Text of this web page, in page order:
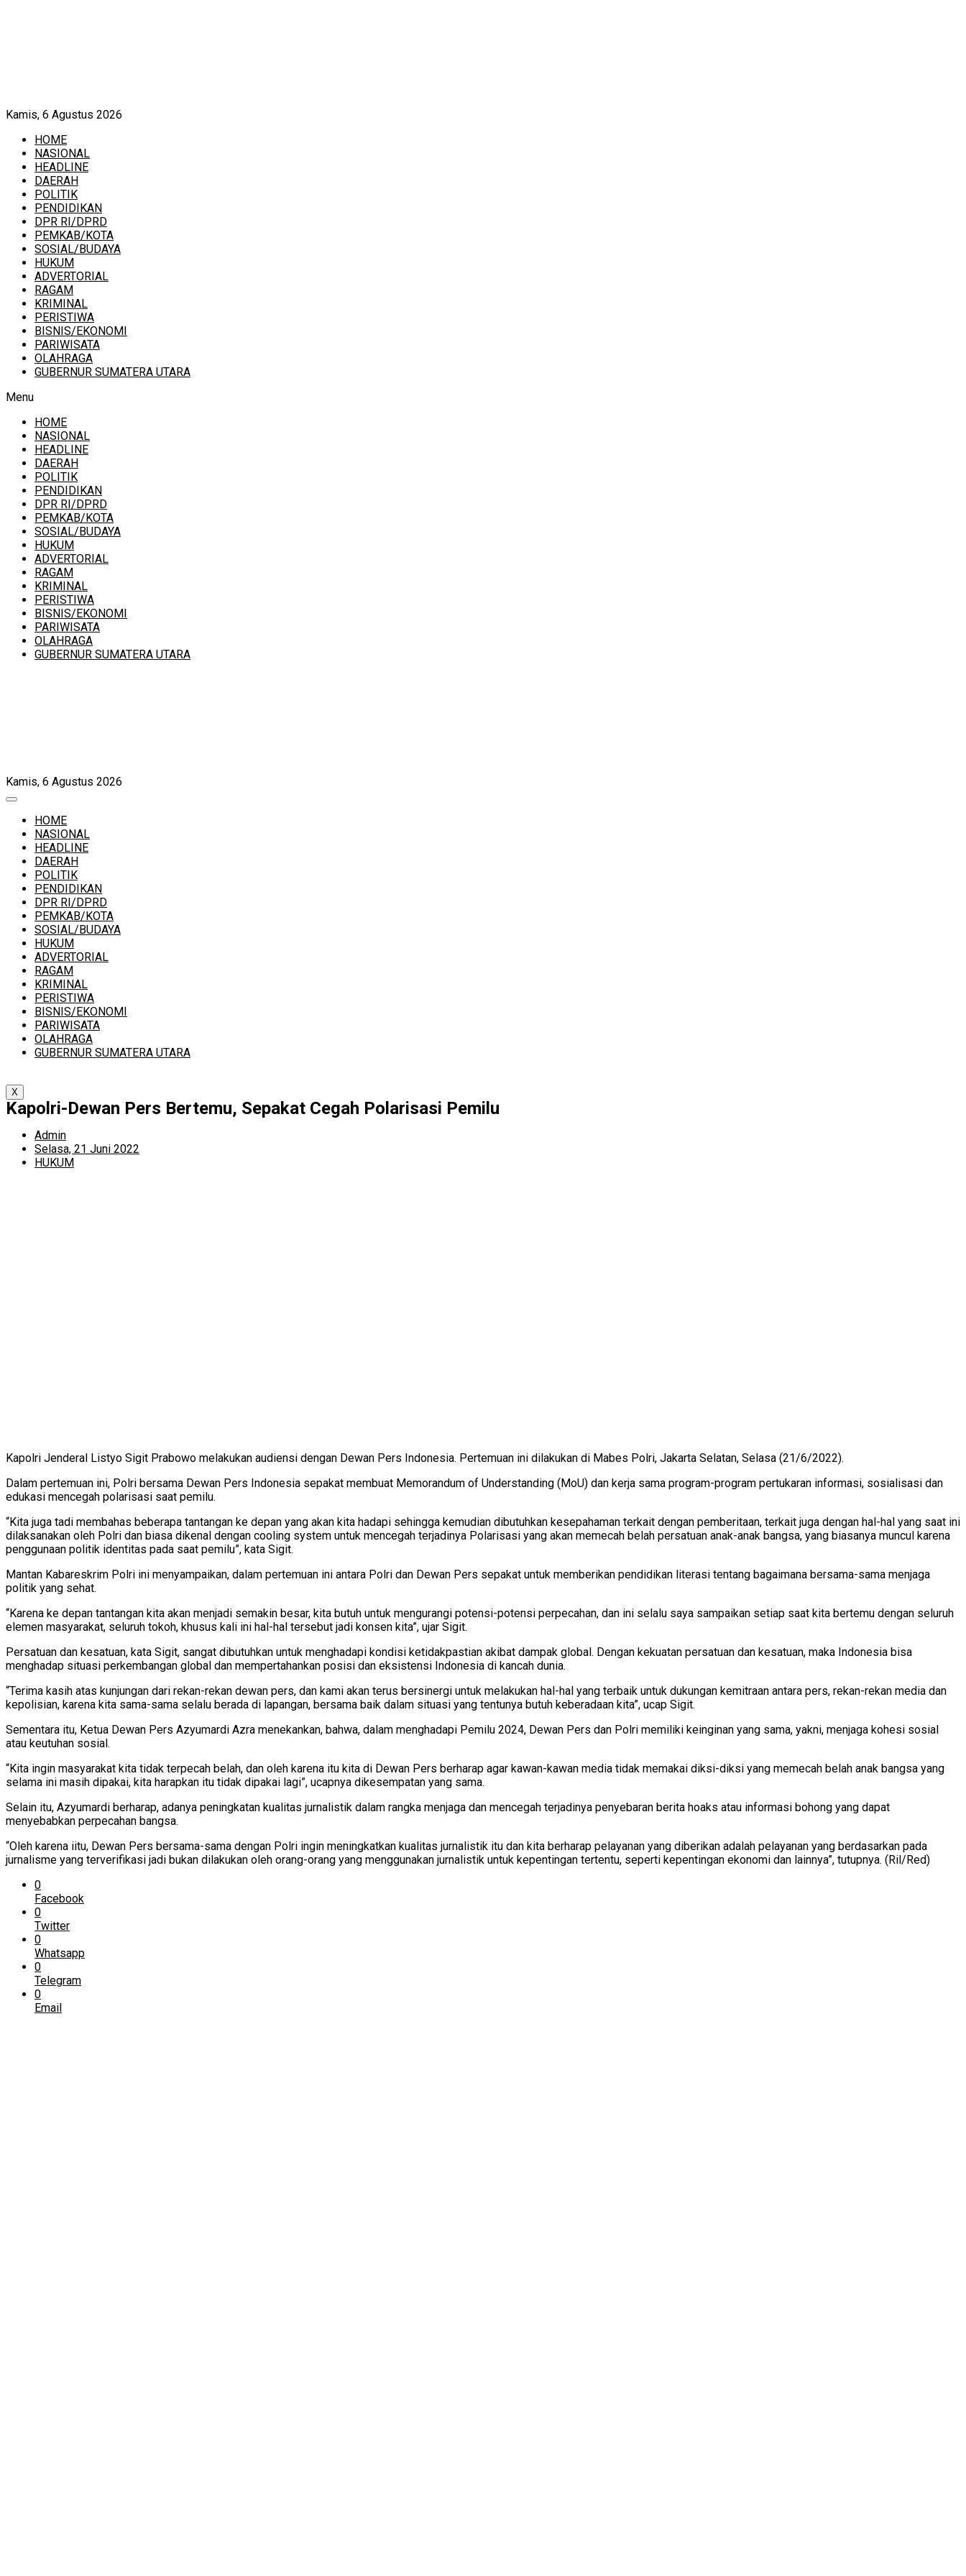
Kamis, 6 Agustus 2026
HOME
NASIONAL
HEADLINE
DAERAH
POLITIK
PENDIDIKAN
DPR RI/DPRD
PEMKAB/KOTA
SOSIAL/BUDAYA
HUKUM
ADVERTORIAL
RAGAM
KRIMINAL
PERISTIWA
BISNIS/EKONOMI
PARIWISATA
OLAHRAGA
GUBERNUR SUMATERA UTARA
Menu
HOME
NASIONAL
HEADLINE
DAERAH
POLITIK
PENDIDIKAN
DPR RI/DPRD
PEMKAB/KOTA
SOSIAL/BUDAYA
HUKUM
ADVERTORIAL
RAGAM
KRIMINAL
PERISTIWA
BISNIS/EKONOMI
PARIWISATA
OLAHRAGA
GUBERNUR SUMATERA UTARA
Kamis, 6 Agustus 2026
HOME
NASIONAL
HEADLINE
DAERAH
POLITIK
PENDIDIKAN
DPR RI/DPRD
PEMKAB/KOTA
SOSIAL/BUDAYA
HUKUM
ADVERTORIAL
RAGAM
KRIMINAL
PERISTIWA
BISNIS/EKONOMI
PARIWISATA
OLAHRAGA
GUBERNUR SUMATERA UTARA
X
Kapolri-Dewan Pers Bertemu, Sepakat Cegah Polarisasi Pemilu
Admin
Selasa, 21 Juni 2022
HUKUM
Kapolri Jenderal Listyo Sigit Prabowo melakukan audiensi dengan Dewan Pers Indonesia. Pertemuan ini dilakukan di Mabes Polri, Jakarta Selatan, Selasa (21/6/2022).
Dalam pertemuan ini, Polri bersama Dewan Pers Indonesia sepakat membuat Memorandum of Understanding (MoU) dan kerja sama program-program pertukaran informasi, sosialisasi dan
edukasi mencegah polarisasi saat pemilu.
“Kita juga tadi membahas beberapa tantangan ke depan yang akan kita hadapi sehingga kemudian dibutuhkan kesepahaman terkait dengan pemberitaan, terkait juga dengan hal-hal yang saat ini
dilaksanakan oleh Polri dan biasa dikenal dengan cooling system untuk mencegah terjadinya Polarisasi yang akan memecah belah persatuan anak-anak bangsa, yang biasanya muncul karena
penggunaan politik identitas pada saat pemilu”, kata Sigit.
Mantan Kabareskrim Polri ini menyampaikan, dalam pertemuan ini antara Polri dan Dewan Pers sepakat untuk memberikan pendidikan literasi tentang bagaimana bersama-sama menjaga
politik yang sehat.
“Karena ke depan tantangan kita akan menjadi semakin besar, kita butuh untuk mengurangi potensi-potensi perpecahan, dan ini selalu saya sampaikan setiap saat kita bertemu dengan seluruh
elemen masyarakat, seluruh tokoh, khusus kali ini hal-hal tersebut jadi konsen kita”, ujar Sigit.
Persatuan dan kesatuan, kata Sigit, sangat dibutuhkan untuk menghadapi kondisi ketidakpastian akibat dampak global. Dengan kekuatan persatuan dan kesatuan, maka Indonesia bisa
menghadap situasi perkembangan global dan mempertahankan posisi dan eksistensi Indonesia di kancah dunia.
“Terima kasih atas kunjungan dari rekan-rekan dewan pers, dan kami akan terus bersinergi untuk melakukan hal-hal yang terbaik untuk dukungan kemitraan antara pers, rekan-rekan media dan
kepolisian, karena kita sama-sama selalu berada di lapangan, bersama baik dalam situasi yang tentunya butuh keberadaan kita”, ucap Sigit.
Sementara itu, Ketua Dewan Pers Azyumardi Azra menekankan, bahwa, dalam menghadapi Pemilu 2024, Dewan Pers dan Polri memiliki keinginan yang sama, yakni, menjaga kohesi sosial
atau keutuhan sosial.
“Kita ingin masyarakat kita tidak terpecah belah, dan oleh karena itu kita di Dewan Pers berharap agar kawan-kawan media tidak memakai diksi-diksi yang memecah belah anak bangsa yang
selama ini masih dipakai, kita harapkan itu tidak dipakai lagi”, ucapnya dikesempatan yang sama.
Selain itu, Azyumardi berharap, adanya peningkatan kualitas jurnalistik dalam rangka menjaga dan mencegah terjadinya penyebaran berita hoaks atau informasi bohong yang dapat
menyebabkan perpecahan bangsa.
“Oleh karena iitu, Dewan Pers bersama-sama dengan Polri ingin meningkatkan kualitas jurnalistik itu dan kita berharap pelayanan yang diberikan adalah pelayanan yang berdasarkan pada
jurnalisme yang terverifikasi jadi bukan dilakukan oleh orang-orang yang menggunakan jurnalistik untuk kepentingan tertentu, seperti kepentingan ekonomi dan lainnya”, tutupnya. (Ril/Red)
0
Facebook
0
Twitter
0
Whatsapp
0
Telegram
0
Email